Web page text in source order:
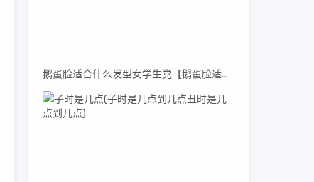
鹅蛋脸适合什么发型女学生党【鹅蛋脸适合什么发型】